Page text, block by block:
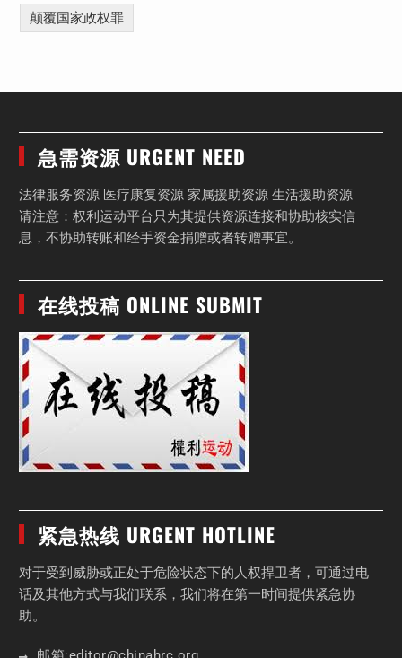
颠覆国家政权罪
急需资源 URGENT NEED
法律服务资源 医疗康复资源 家属援助资源 生活援助资源
请注意：权利运动平台只为其提供资源连接和协助核实信
息，不协助转账和经手资金捐赠或者转赠事宜。
在线投稿 ONLINE SUBMIT
紧急热线 URGENT HOTLINE
对于受到威胁或正处于危险状态下的人权捍卫者，可通过电
话及其他方式与我们联系，我们将在第一时间提供紧急协
助。